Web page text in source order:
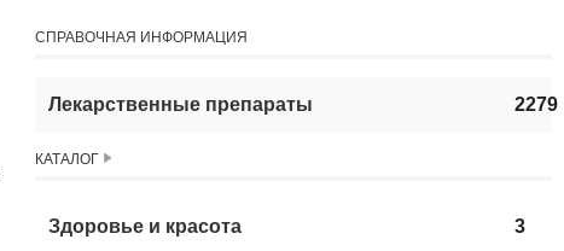
СПРАВОЧНАЯ ИНФОРМАЦИЯ
Лекарственные препараты 2279
КАТАЛОГ
Здоровье и красота 3